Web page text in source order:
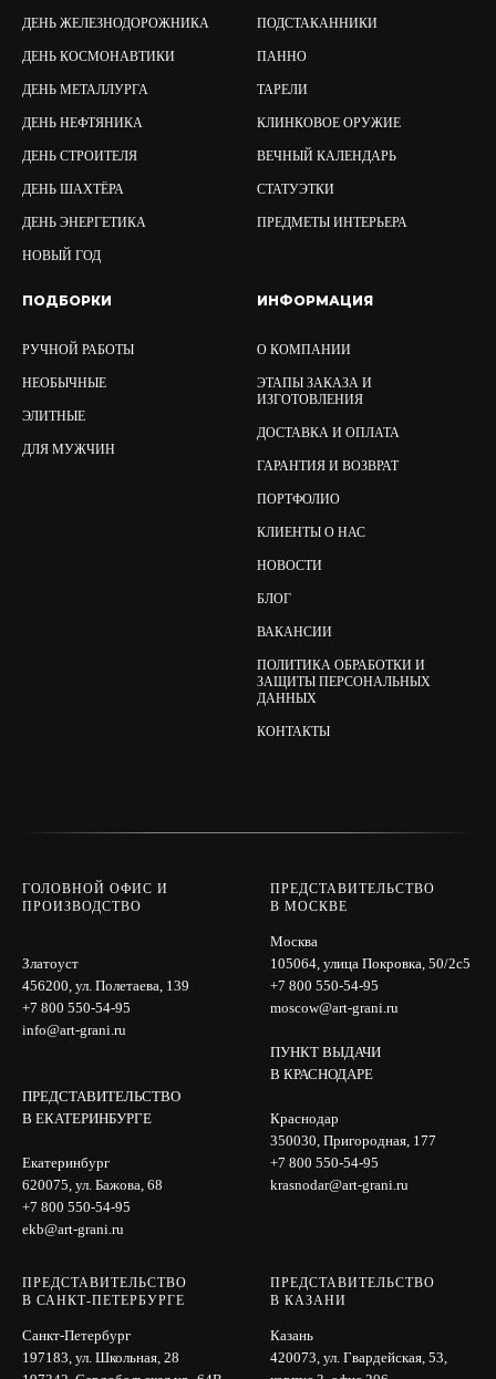
ДЕНЬ ЖЕЛЕЗНОДОРОЖНИКА
ДЕНЬ КОСМОНАВТИКИ
ДЕНЬ МЕТАЛЛУРГА
ДЕНЬ НЕФТЯНИКА
ДЕНЬ СТРОИТЕЛЯ
ДЕНЬ ШАХТЁРА
ДЕНЬ ЭНЕРГЕТИКА
НОВЫЙ ГОД
ПОДСТАКАННИКИ
ПАННО
ТАРЕЛИ
КЛИНКОВОЕ ОРУЖИЕ
ВЕЧНЫЙ КАЛЕНДАРЬ
СТАТУЭТКИ
ПРЕДМЕТЫ ИНТЕРЬЕРА
ПОДБОРКИ
РУЧНОЙ РАБОТЫ
НЕОБЫЧНЫЕ
ЭЛИТНЫЕ
ДЛЯ МУЖЧИН
ИНФОРМАЦИЯ
О КОМПАНИИ
ЭТАПЫ ЗАКАЗА И
ИЗГОТОВЛЕНИЯ
ДОСТАВКА И ОПЛАТА
ГАРАНТИЯ И ВОЗВРАТ
ПОРТФОЛИО
КЛИЕНТЫ О НАС
НОВОСТИ
БЛОГ
ВАКАНСИИ
ПОЛИТИКА ОБРАБОТКИ И
ЗАЩИТЫ ПЕРСОНАЛЬНЫХ
ДАННЫХ
КОНТАКТЫ
ГОЛОВНОЙ ОФИС И
ПРОИЗВОДСТВО
Златоуст
456200, ул. Полетаева, 139
+7 800 550-54-95
info@art-grani.ru
ПРЕДСТАВИТЕЛЬСТВО
В ЕКАТЕРИНБУРГЕ
Екатеринбург
620075, ул. Бажова, 68
+7 800 550-54-95
ekb@art-grani.ru
ПРЕДСТАВИТЕЛЬСТВО
В МОСКВЕ
Москва
105064, улица Покровка, 50/2с5
+7 800 550-54-95
moscow@art-grani.ru
ПУНКТ ВЫДАЧИ
В КРАСНОДАРЕ
Краснодар
350030, Пригородная, 177
+7 800 550-54-95
krasnodar@art-grani.ru
ПРЕДСТАВИТЕЛЬСТВО
В САНКТ-ПЕТЕРБУРГЕ
Санкт-Петербург
197183, ул. Школьная, 28
ПРЕДСТАВИТЕЛЬСТВО
В КАЗАНИ
Казань
420073, ул. Гвардейская, 53,